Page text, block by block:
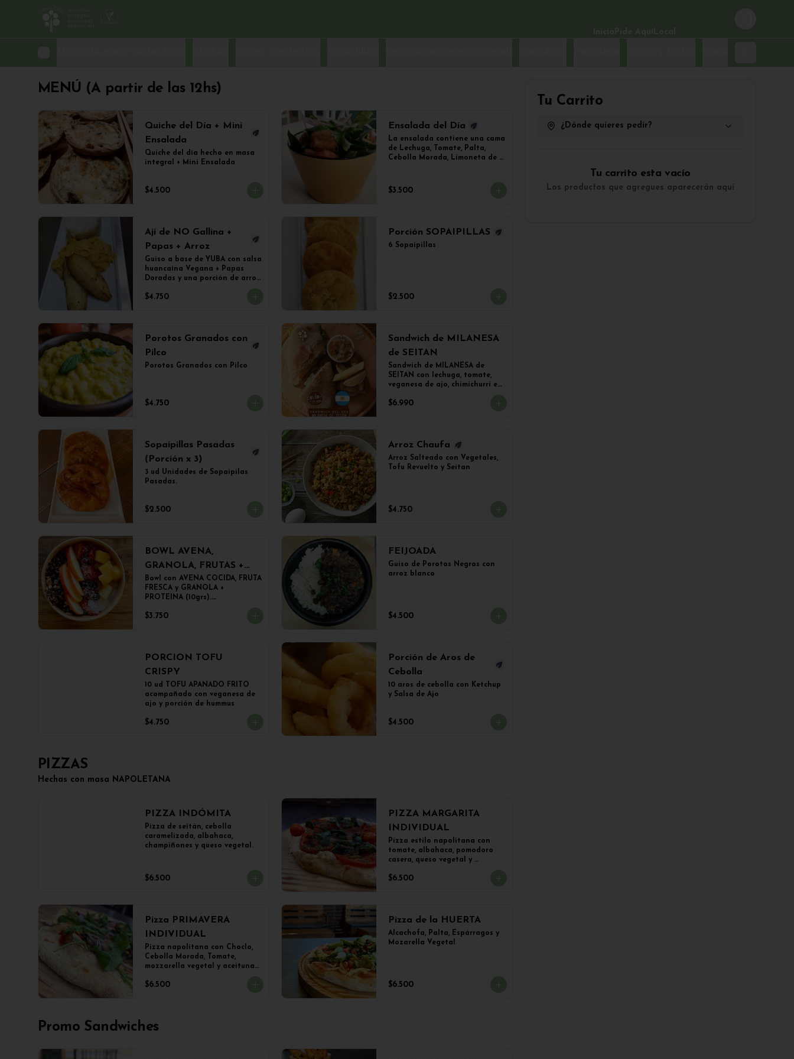
MENÚ (A partir de las 12hs)
Quiche del Día + Mini
Ensalada
Quiche del día hecho en masa
integral + Mini Ensalada
$4.500
Ensalada del Día
La ensalada contiene una cama
de Lechuga, Tomate, Palta,
Cebolla Morada, Limoneta de
Lentejas, Tofu Crispy o Falafel.
$3.500
Ají de NO Gallina +
Papas + Arroz
Guiso a base de YUBA con salsa
huancaína Vegana + Papas
Doradas y una porción de arroz
$4.750
Porción SOPAIPILLAS
6 Sopaipillas
$2.500
Porotos Granados con
Pilco
Porotos Granados con Pilco
$4.750
Sandwich de MILANESA
de SEITAN
Sandwich de MILANESA de
SEITAN con lechuga, tomate,
veganesa de ajo, chimichurri en
de papas fritas.
$6.990
Sopaipillas Pasadas
(Porción x 3)
3 ud Unidades de Sopaipilas
Pasadas.
$2.500
Arroz Chaufa
Arroz Salteado con Vegetales,
Tofu Revuelto y Seitan
$4.750
BOWL AVENA,
GRANOLA, FRUTAS +
PROTEINA
Bowl con AVENA COCIDA, FRUTA
FRESCA y GRANOLA +
PROTEINA (10grs).
es de 500grs aprox.
$3.750
FEIJOADA
Guiso de Porotos Negros con
arroz blanco
$4.500
PORCION TOFU
CRISPY
10 ud TOFU APANADO FRITO
acompañado con veganesa de
ajo y porción de hummus
$4.750
Porción de Aros de
Cebolla
10 aros de cebolla con Ketchup
y Salsa de Ajo
$4.500
PIZZAS
Hechas con masa NAPOLETANA
PIZZA INDÓMITA
Pizza de seitán, cebolla
caramelizada, albahaca,
champiñones y queso vegetal.
$6.500
PIZZA MARGARITA
INDIVIDUAL
Pizza estilo napolitana con
tomate, albahaca, pomodoro
casera, queso vegetal y
$6.500
Pizza PRIMAVERA
INDIVIDUAL
Pizza napolitana con Choclo,
Cebolla Morada, Tomate,
mozzarella vegetal y aceitunas
$6.500
Pizza de la HUERTA
Alcachofa, Palta, Espárragos y
Mozarella Vegetal
$6.500
Promo Sandwiches
Tu Carrito
¿Dónde quieres pedir?
Tu carrito esta vacío
Los productos que agregues aparecerán aquí